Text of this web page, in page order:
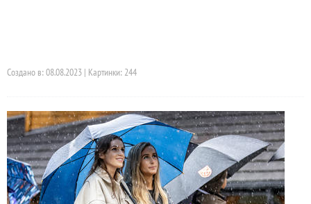
Создано в: 08.08.2023 | Картинки: 244